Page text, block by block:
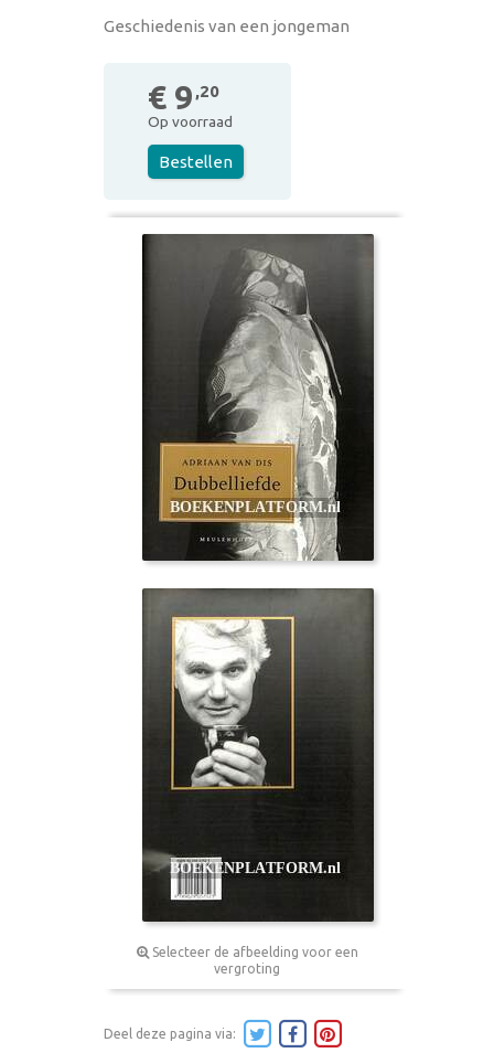
Geschiedenis van een jongeman
€ 9 ,20
Op voorraad
Bestellen
Selecteer de afbeelding voor een
vergroting
Deel deze pagina via: